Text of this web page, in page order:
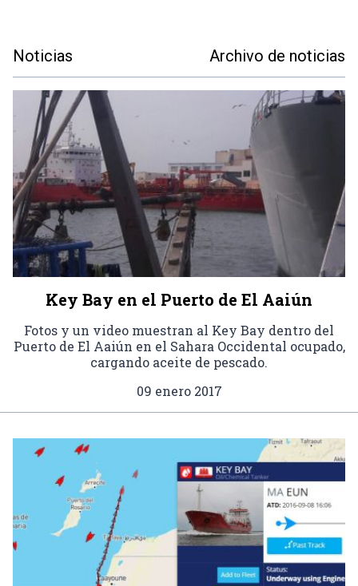
Noticias Archivo de noticias
Key Bay en el Puerto de El Aaiún
Fotos y un video muestran al Key Bay dentro del
Puerto de El Aaiún en el Sahara Occidental ocupado,
cargando aceite de pescado.
09 enero 2017